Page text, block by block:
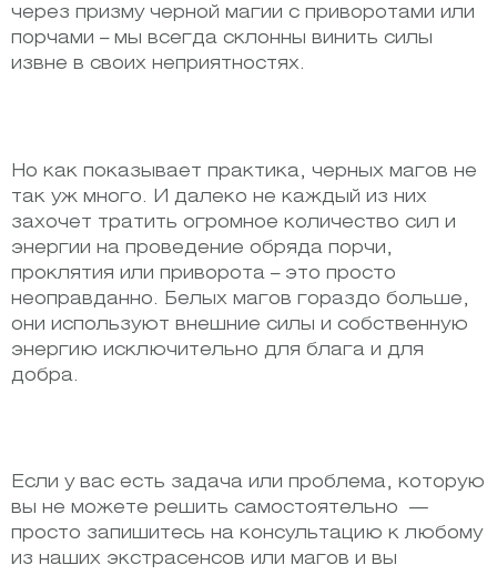
через призму черной магии с приворотами или
порчами – мы всегда склонны винить силы
извне в своих неприятностях.
Но как показывает практика, черных магов не
так уж много. И далеко не каждый из них
захочет тратить огромное количество сил и
энергии на проведение обряда порчи,
проклятия или приворота – это просто
неоправданно. Белых магов гораздо больше,
они используют внешние силы и собственную
энергию исключительно для блага и для
добра.
Если у вас есть задача или проблема, которую
вы не можете решить самостоятельно —
просто запишитесь на консультацию к любому
из наших экстрасенсов или магов и вы